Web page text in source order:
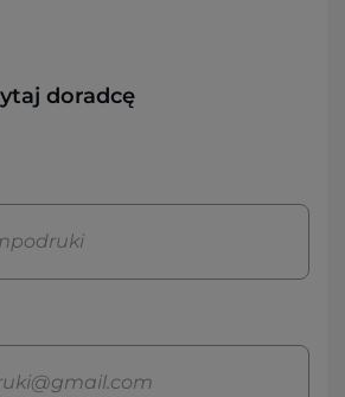
doradcę